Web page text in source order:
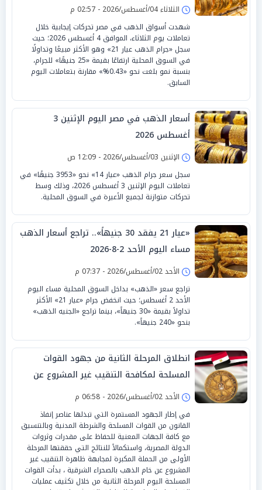
الثلاثاء 04/أغسطس/2026 - 02:57 م
شهدت أسواق الذهب في مصر تحركات إيجابية خلال
تعاملات يوم الثلاثاء، الموافق 4 أغسطس 2026؛ حيث
سجل «جرام الذهب عيار 21» وهو الأكثر مبيعًا وتداولًا
في السوق المحلية ارتفاعًا بقيمة «25 جنيهًا» للجرام،
بنسبة نمو بلغت نحو «0.43%» مقارنة بتعاملات اليوم
السابق.
أسعار الذهب في مصر اليوم الإثنين 3
أغسطس 2026
الإثنين 03/أغسطس/2026 - 12:09 ص
سجل سعر جرام الذهب «عيار 14» نحو «3953 جنيهًا» في
تعاملات اليوم الإثنين 3 أغسطس 2026، وذلك وسط
تحركات متوازنة لجميع الأعيرة في السوق المحلية.
«عيار 21 يفقد 30 جنيهاً».. تراجع أسعار الذهب
مساء اليوم الأحد 2-8-2026
الأحد 02/أغسطس/2026 - 07:37 م
تراجع سعر «الذهب» بداخل السوق المحلية مساء اليوم
الأحد 2 أغسطس؛ حيث انخفض جرام «عيار 21» الأكثر
تداولاً بقيمة «30 جنيهاً»، بينما تراجع «الجنيه الذهب»
بنحو «240 جنيهاً».
انطلاق المرحلة الثانية من جهود القوات
المسلحة لمكافحة التنقيب غير المشروع عن
الذهب
الأحد 02/أغسطس/2026 - 06:58 م
في إطار الجهود المستمرة التي تبذلها عناصر إنفاذ
القانون من القوات المسلحة والشرطة المدنية وبالتنسيق
مع كافة الجهات المعنية للحفاظ على مقدرات وثروات
الدولة المصرية، واستكمالاً للنتائج التي حققتها المرحلة
الأولى من الحملة المكبرة لمجابهة ظاهرة التنقيب غير
المشروع عن خام الذهب بالصحراء الشرقية ، بدأت القوات
المسلحة اليوم المرحلة الثانية من خلال تكثيف عمليات